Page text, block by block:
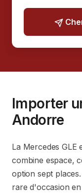
Importer
Andorre
La Mercedes GLE
combine espace,
option sept
rare d'occasion